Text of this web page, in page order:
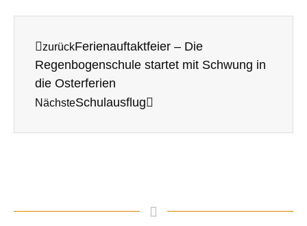
ZurückFerienauftaktfeier – Die
Regenbogenschule startet mit Schwung in
die Osterferien
NächsteSchulausflug